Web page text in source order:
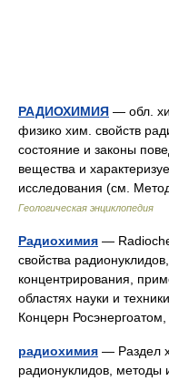
РАДИОХИМИЯ — обл.
физико хим. свойств
состояние и законы
вещества и
исследования (см.
Геологическая энциклопедия
Радиохимия —
свойства
концентрирования,
областях науки и
Концерн
радиохимия — Раздел
радионуклидов, методы